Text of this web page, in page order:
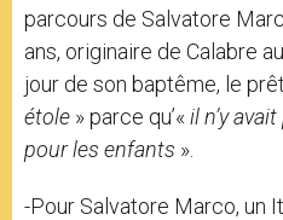
parcours de Salvatore
ans, originaire de Calabre
jour de son baptême, le
étole » parce qu’« il n’y
pour les enfants ».
-Pour Salvatore Marco, un